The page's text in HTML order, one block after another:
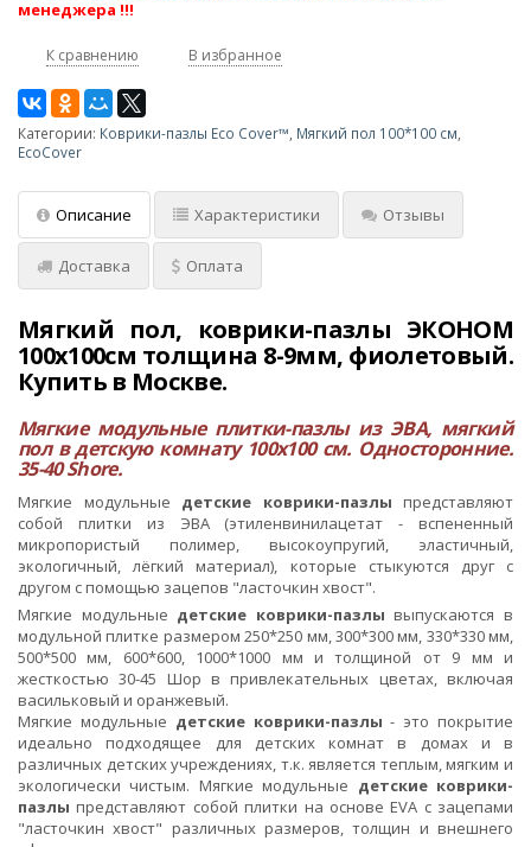
менеджера !!!
К сравнению В избранное
Категории: Коврики-пазлы Eco Cover™, Мягкий пол 100*100 см,
EcoCover
Описание Характеристики Отзывы
Доставка Оплата
Мягкий пол, коврики-пазлы ЭКОНОМ
100х100см толщина 8-9мм, фиолетовый.
Купить в Москве.
Мягкие модульные плитки-пазлы из ЭВА, мягкий
пол в детскую комнату 100х100 см. Односторонние.
35-40 Shore.
Мягкие модульные детские коврики-пазлы представляют
собой плитки из ЭВА (этиленвинилацетат - вспененный
микропористый полимер, высокоупругий, эластичный,
экологичный, лёгкий материал), которые стыкуются друг с
другом с помощью зацепов "ласточкин хвост".
Мягкие модульные детские коврики-пазлы выпускаются в
модульной плитке размером 250*250 мм, 300*300 мм, 330*330 мм,
500*500 мм, 600*600, 1000*1000 мм и толщиной от 9 мм и
жесткостью 30-45 Шор в привлекательных цветах, включая
васильковый и оранжевый.
Мягкие модульные детские коврики-пазлы - это покрытие
идеально подходящее для детских комнат в домах и в
различных детских учреждениях, т.к. является теплым, мягким и
экологически чистым. Мягкие модульные детские коврики-
пазлы представляют собой плитки на основе EVA с зацепами
"ласточкин хвост" различных размеров, толщин и внешнего